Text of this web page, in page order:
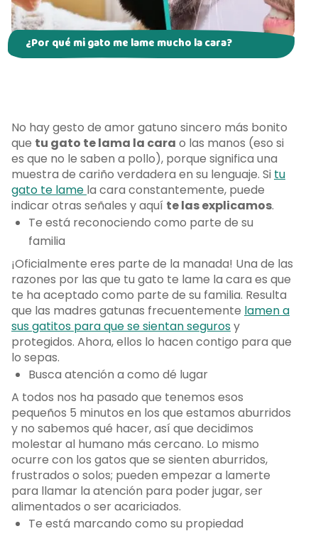
¿Por qué mi gato me lame mucho la cara?
No hay gesto de amor gatuno sincero más bonito
que tu gato te lama la cara o las manos (eso si
es que no le saben a pollo), porque significa una
muestra de cariño verdadera en su lenguaje. Si tu
gato te lame la cara constantemente, puede
indicar otras señales y aquí te las explicamos.
Te está reconociendo como parte de su
familia
¡Oficialmente eres parte de la manada! Una de las
razones por las que tu gato te lame la cara es que
te ha aceptado como parte de su familia. Resulta
que las madres gatunas frecuentemente lamen a
sus gatitos para que se sientan segurosy
protegidos. Ahora, ellos lo hacen contigo para que
lo sepas.
Busca atención a como dé lugar
A todos nos ha pasado que tenemos esos
pequeños 5 minutos en los que estamos aburridos
y no sabemos qué hacer, así que decidimos
molestar al humano más cercano. Lo mismo
ocurre con los gatos que se sienten aburridos,
frustrados o solos; pueden empezar a lamerte
para llamar la atención para poder jugar, ser
alimentados o ser acariciados.
Te está marcando como su propiedad